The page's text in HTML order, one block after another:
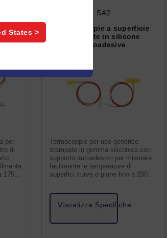
in
a
per
di
175
SA2
Termocoppie a superficie
stampate in silicone
autoadesive
Termocoppie per uso generico
stampate in gomma siliconica con
supporto autoadesivo per misurare
facilmente le temperature di
superfici curve o piane fino a 200
Visualizza Specifiche
States >